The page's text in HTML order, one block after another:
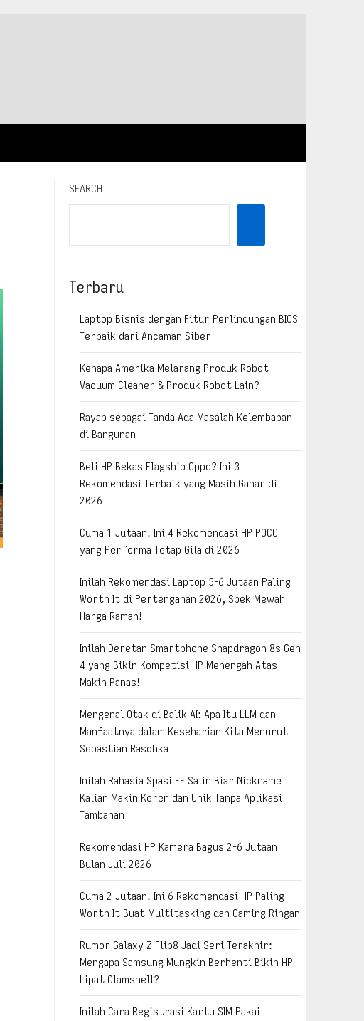
SEARCH
Terbaru
Laptop Bisnis dengan Fitur Perlindungan BIOS
Terbaik dari Ancaman Siber
Kenapa Amerika Melarang Produk Robot
Vacuum Cleaner & Produk Robot Lain?
Rayap sebagai Tanda Ada Masalah Kelembapan
di Bangunan
Beli HP Bekas Flagship Oppo? Ini 3
Rekomendasi Terbaik yang Masih Gahar di
2026
Cuma 1 Jutaan! Ini 4 Rekomendasi HP POCO
yang Performa Tetap Gila di 2026
Inilah Rekomendasi Laptop 5-6 Jutaan Paling
Worth It di Pertengahan 2026, Spek Mewah
Harga Ramah!
Inilah Deretan Smartphone Snapdragon 8s Gen
4 yang Bikin Kompetisi HP Menengah Atas
Makin Panas!
Mengenal Otak di Balik AI: Apa Itu LLM dan
Manfaatnya dalam Keseharian Kita Menurut
Sebastian Raschka
Inilah Rahasia Spasi FF Salin Biar Nickname
Kalian Makin Keren dan Unik Tanpa Aplikasi
Tambahan
Rekomendasi HP Kamera Bagus 2-6 Jutaan
Bulan Juli 2026
Cuma 2 Jutaan! Ini 6 Rekomendasi HP Paling
Worth It Buat Multitasking dan Gaming Ringan
Rumor Galaxy Z Flip8 Jadi Seri Terakhir:
Mengapa Samsung Mungkin Berhenti Bikin HP
Lipat Clamshell?
Inilah Cara Registrasi Kartu SIM Pakai